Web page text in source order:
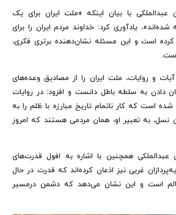
با بیان اینکه «ملت ایران برای یک
یادآوری کرد: خداوند مردم ایران را برای
است و این مسئله نشان‌دهنده برتری فکری،
و روایات، ملت ایران را از مصادیق وعده‌های
دادن به سلطه باطل دانست و افزود: در روایات
است که کار ناتمام تاریخ مبارزه با ظلم را به
نسل، به تعبیر او، همان مردمی هستند که امروز
همچنین با اشاره به افول قدرت‌های
غربی نیز اذعان کرده‌اند که قدرت در حال
است و این نشان می‌دهد که دشمن درمسیر